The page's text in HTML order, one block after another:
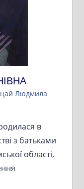
Людмила
в
з батьками
області,